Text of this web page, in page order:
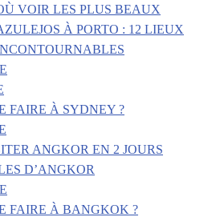
VOIR LES PLUS BEAUX
À PORTO : 12 LIEUX
FAIRE À SYDNEY ?
ANGKOR EN 2 JOURS
D’ANGKOR
FAIRE À BANGKOK ?